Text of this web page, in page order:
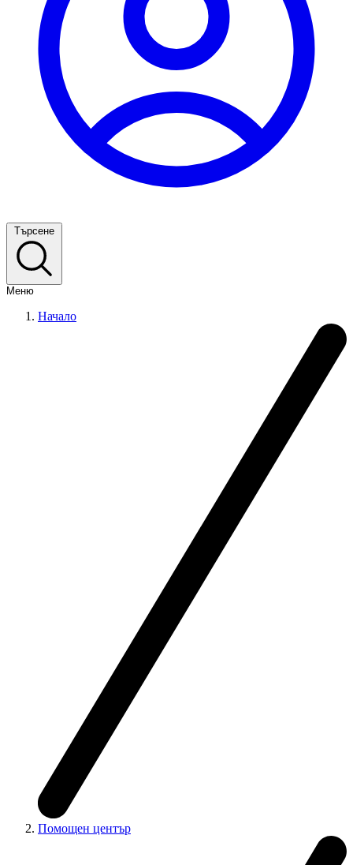
Търсене
Меню
Начало
Помощен център